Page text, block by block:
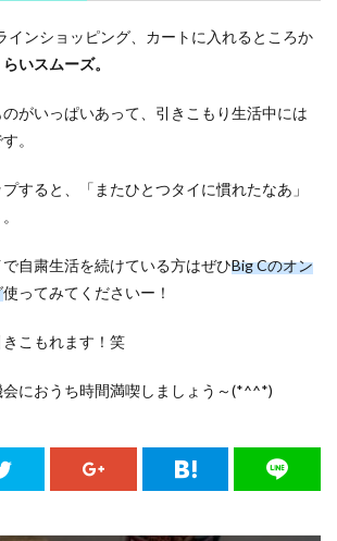
インショッピング、カートに入れるところか
いスムーズ。
がいっぱいあって、引きこもり生活中には
。
すると、「またひとつタイに慣れたなあ」
自粛生活を続けている方はぜひBig Cのオン
使ってみてくださいー！
こもれます！笑
におうち時間満喫しましょう～(*^^*)